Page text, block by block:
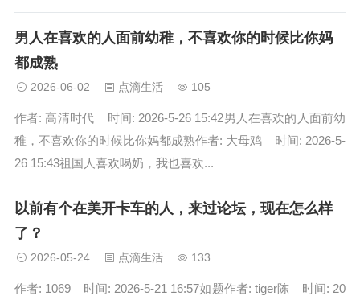
男人在喜欢的人面前幼稚，不喜欢你的时候比你妈
都成熟
2026-06-02 点滴生活 105
作者: 高清时代 时间: 2026-5-26 15:42男人在喜欢的人面前幼
稚，不喜欢你的时候比你妈都成熟作者: 大母鸡 时间: 2026-5-
26 15:43祖国人喜欢喝奶，我也喜欢...
以前有个在美开卡车的人，来过论坛，现在怎么样
了？
2026-05-24 点滴生活 133
作者: 1069 时间: 2026-5-21 16:57如题作者: tiger陈 时间: 20